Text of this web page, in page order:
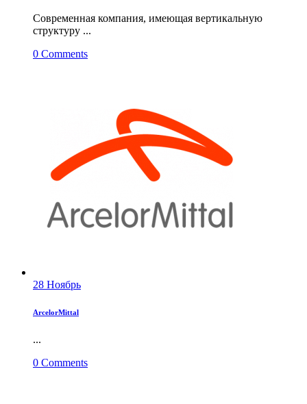
Современная компания, имеющая вертикальную
структуру ...
0 Comments
28 Ноябрь
ArcelorMittal
...
0 Comments